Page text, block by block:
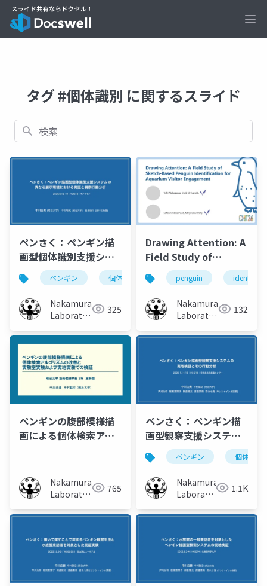
タグ #個体識別 に関するスライド
検索
ペンさく：ペンギン描
画型個体識別支援シス
テムの異なる展示環境
における実証と観察行
動分析
ペンギン 個体識別 実証実験 描画
Nakamura
Laboratory
University)
325
Drawing Attention: A
Field Study of
Sketch-Based
Penguin
Identification for
Aquarium Visitor
Engagement
penguin
Nakamura
Laboratory
University)
132
ペンギンの腹部模様描
画による個体検索アル
での検証Nakamura
Laboratory
University)
765
ペンさく：ペンギン描
画型観察支援システム
の実地検証とその行動
分析
ペンギン 個体識別
Nakamura
Laboratory
University)
1.1K